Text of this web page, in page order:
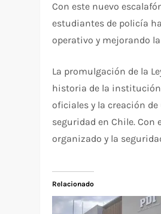
Con este nuevo
estudiantes de policía
operativo y mejorando
La promulgación de la
historia de la
oficiales y la creación
seguridad en Chile. Con
organizado y la
Relacionado